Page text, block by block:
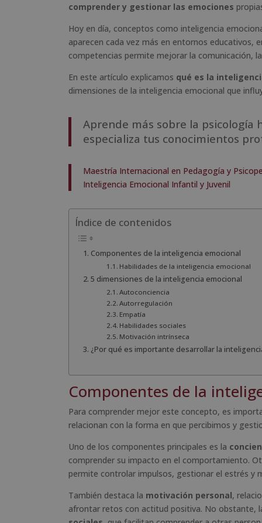
comprender y gestionar las emociones
Hoy en día, conceptos como inteligencia
aparecen cada vez más en entornos educativos,
competencias permite mejorar la comunicación,
En este artículo explicamos qué es la
dimensiones de la inteligencia emocional que
Aprende más sobre la psicología
especializa tus conocimientos
Maestría Internacional en Pedagogía y
Inteligencia Emocional Infantil y Juvenil
Índice de contenidos
Componentes de la inteligencia emocional
Habilidades de la inteligencia emocional
5 dimensiones de la inteligencia emocional
Autoconciencia
Autorregulación
Empatía
Habilidades sociales
Motivación intrínseca
¿Por qué es importante desarrollar la
Componentes de la
Para comprender mejor este concepto, es
relacionan con la forma en que percibimos y
Uno de los componentes principales es la
comprender su impacto en el comportamiento.
permite controlar impulsos, gestionar el estrés y
También destaca la motivación personal,
afrontar retos con actitud positiva. No obstante,